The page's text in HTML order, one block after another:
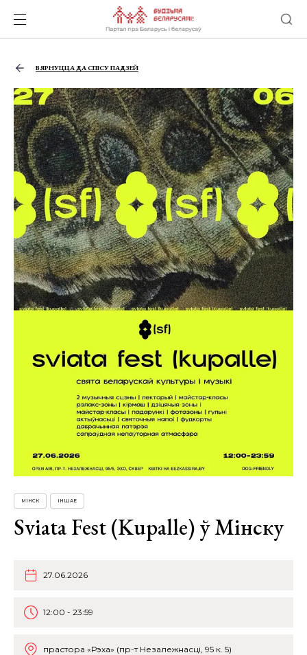
ВЯРНУЦЦА ДА СПІСУ ПАДЗЕЙ
МІНСК ІНШАЕ
Sviata Fest (Kupalle) ў Мінску
27.06.2026
12:00 - 23:59
прастора «Рэха» (пр-т Незалежнасці, 95 к. 5)